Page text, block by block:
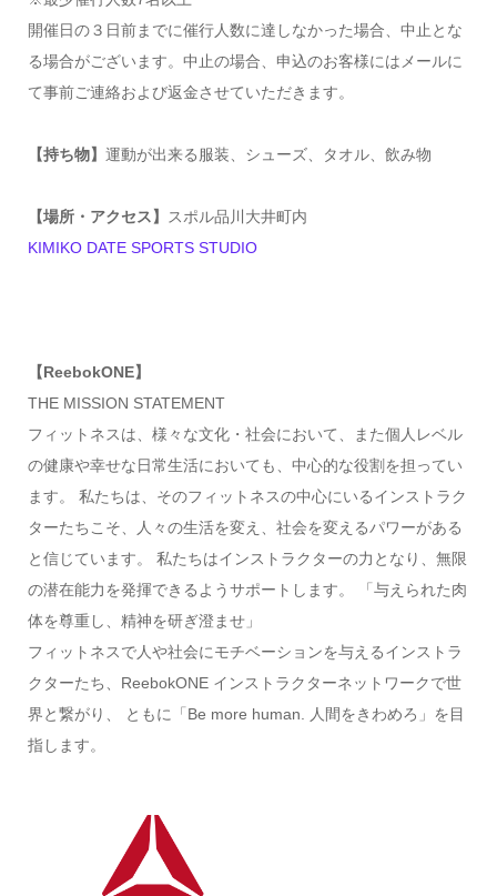
開催日の３日前までに催行人数に達しなかった場合、中止とな
る場合がございます。中止の場合、申込のお客様にはメールに
て事前ご連絡および返金させていただきます。
【持ち物】 運動が出来る服装、シューズ、タオル、飲み物
【場所・アクセス】
スポル品川大井町内
KIMIKO DATE SPORTS STUDIO
【ReebokONE】
THE MISSION STATEMENT
フィットネスは、様々な文化・社会において、また個人レベル
の健康や幸せな日常生活においても、中心的な役割を担ってい
ます。 私たちは、そのフィットネスの中心にいるインストラク
ターたちこそ、人々の生活を変え、社会を変えるパワーがある
と信じています。 私たちはインストラクターの力となり、無限
の潜在能力を発揮できるようサポートします。 「与えられた肉
体を尊重し、精神を研ぎ澄ませ」
フィットネスで人や社会にモチベーションを与えるインストラ
クターたち、ReebokONE インストラクターネットワークで世
界と繋がり、 ともに「Be more human. 人間をきわめろ」を目
指します。